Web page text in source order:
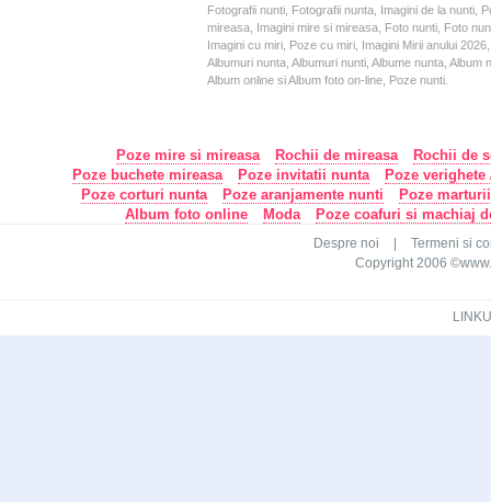
Fotografii nunti, Fotografii nunta, Imagini de la nunti,
mireasa, Imagini mire si mireasa, Foto nunti, Foto
Imagini cu miri, Poze cu miri, Imagini Mirii anului
Albumuri nunta, Albumuri nunti, Albume nunta,
Album online si Album foto on-line, Poze nunti.
Poze mire si mireasa Rochii de mireasa
Rochii de
Poze buchete mireasa
Poze invitatii nunta
Poze
Poze corturi nunta
Poze aranjamente nunti
Poze
Album foto online
Moda Poze coafuri si machiaj
Despre noi
Termeni si
Copyright 2006